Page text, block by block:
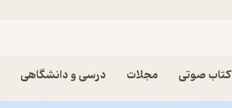
کتاب صوتی مجلات درسی و دانشگاهی